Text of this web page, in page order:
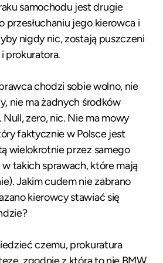
samochodu jest drugie
przesłuchaniu jego kierowca i
nigdy nic, zostają puszczeni
prokuratora.
chodzi sobie wolno, nie
nie ma żadnych środków
zero, nic. Nie ma mowy
faktycznie w Polsce jest
wielokrotnie przez samego
takich sprawach, które mają
Jakim cudem nie zabrano
kierowcy stawiać się
czemu, prokuratura